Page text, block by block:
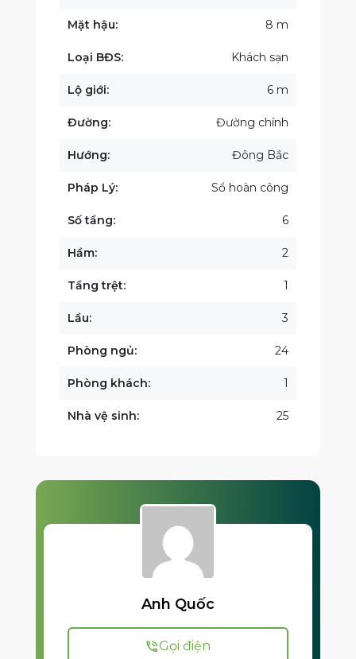
Mặt hậu: 8 m
Loại BĐS: Khách sạn
Lộ giới: 6 m
Đường: Đường chính
Hướng: Đông Bắc
Pháp Lý: Sổ hoàn công
Số tầng: 6
Hầm: 2
Tầng trệt: 1
Lầu: 3
Phòng ngủ: 24
Phòng khách: 1
Nhà vệ sinh: 25
Anh Quốc
Gọi điện